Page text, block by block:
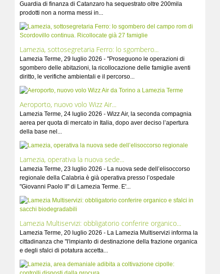
Guardia di finanza di Catanzaro ha sequestrato oltre 200mila
prodotti non a norma messi in...
Lamezia, sottosegretaria Ferro: lo sgombero...
Lamezia Terme, 29 luglio 2026 - "Proseguono le operazioni di
sgombero delle abitazioni, la ricollocazione delle famiglie aventi
diritto, le verifiche ambientali e il percorso...
Aeroporto, nuovo volo Wizz Air...
Lamezia Terme, 24 luglio 2026 - Wizz Air, la seconda compagnia
aerea per quota di mercato in Italia, dopo aver deciso l’apertura
della base nel...
Lamezia, operativa la nuova sede...
Lamezia Terme, 23 luglio 2026 - La nuova sede dell’elisoccorso
regionale della Calabria è già operativa presso l’ospedale
"Giovanni Paolo II" di Lamezia Terme. E'...
Lamezia Multiservizi: obbligatorio conferire organico...
Lamezia Terme, 20 luglio 2026 - La Lamezia Multiservizi informa la
cittadinanza che "l'impianto di destinazione della frazione organica
e degli sfalci di potatura accetta...